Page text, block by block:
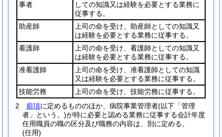
事者
しての知識又は経験を必要とする業務に
従事する。
助産師
上司の命を受け、助産師としての知識又
は経験を必要とする業務に従事する。
看護師
上司の命を受け、看護師としての知識又
は経験を必要とする業務に従事する。
准看護師
上司の命を受け、准看護師としての知識
又は経験を必要とする業務に従事する。
技能労務
上司の命を受け、技能労務に従事する。
2
前項に定めるもののほか、病院事業管理者(以下「管理
者」という。)が特に必要と認める業務に従事する会計年度
任用職員の職の区分及び職務の内容は、別に定める。
(任用)